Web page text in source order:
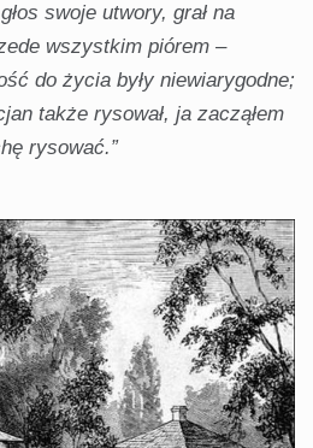
swoje utwory, grał na
wszystkim piórem –
do życia były niewiarygodne;
także rysował, ja zacząłem
rysować.”